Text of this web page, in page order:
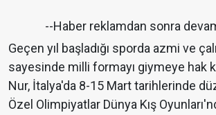
--Haber reklamdan sonra
Geçen yıl başladığı sporda azmi ve
sayesinde milli formayı giymeye hak
Nur, İtalya'da 8-15 Mart tarihlerinde
Özel Olimpiyatlar Dünya Kış